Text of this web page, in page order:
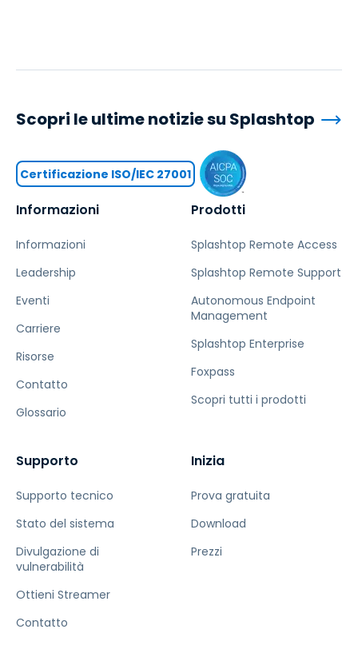
Informazioni
Informazioni
Leadership
Eventi
Carriere
Risorse
Contatto
Glossario
Prodotti
Splashtop Remote Access
Splashtop Remote Support
Autonomous Endpoint
Management
Splashtop Enterprise
Foxpass
Scopri tutti i prodotti
Supporto
Supporto tecnico
Stato del sistema
Divulgazione di
vulnerabilità
Ottieni Streamer
Contatto
Inizia
Prova gratuita
Download
Prezzi
Scopri le ultime notizie su Splashtop
Certificazione ISO/IEC 27001